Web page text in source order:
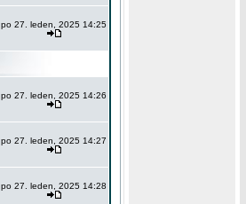
po 27. leden, 2025 14:25
po 27. leden, 2025 14:26
po 27. leden, 2025 14:27
po 27. leden, 2025 14:28